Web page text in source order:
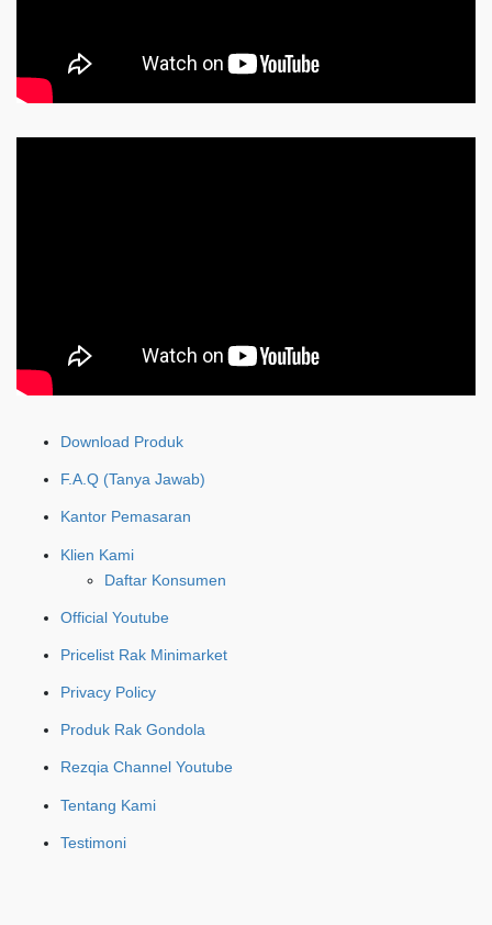
Download Produk
F.A.Q (Tanya Jawab)
Kantor Pemasaran
Klien Kami
Daftar Konsumen
Official Youtube
Pricelist Rak Minimarket
Privacy Policy
Produk Rak Gondola
Rezqia Channel Youtube
Tentang Kami
Testimoni